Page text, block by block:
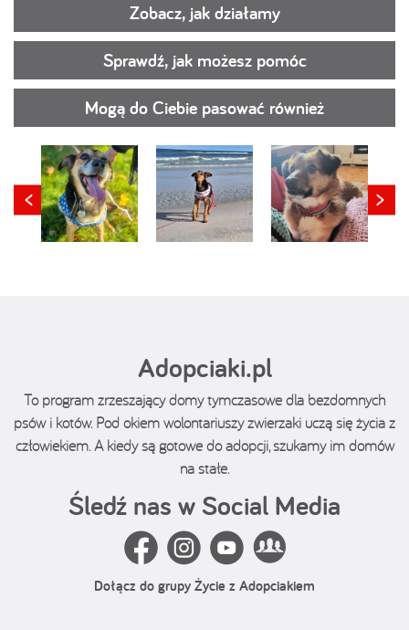
Zobacz, jak działamy
Sprawdź, jak możesz pomóc
Mogą do Ciebie pasować również
Adopciaki.pl
To program zrzeszający domy tymczasowe dla bezdomnych
psów i kotów. Pod okiem wolontariuszy zwierzaki uczą się życia z
człowiekiem. A kiedy są gotowe do adopcji, szukamy im domów
na stałe.
Śledź nas w Social Media
Dołącz do grupy Życie z Adopciakiem